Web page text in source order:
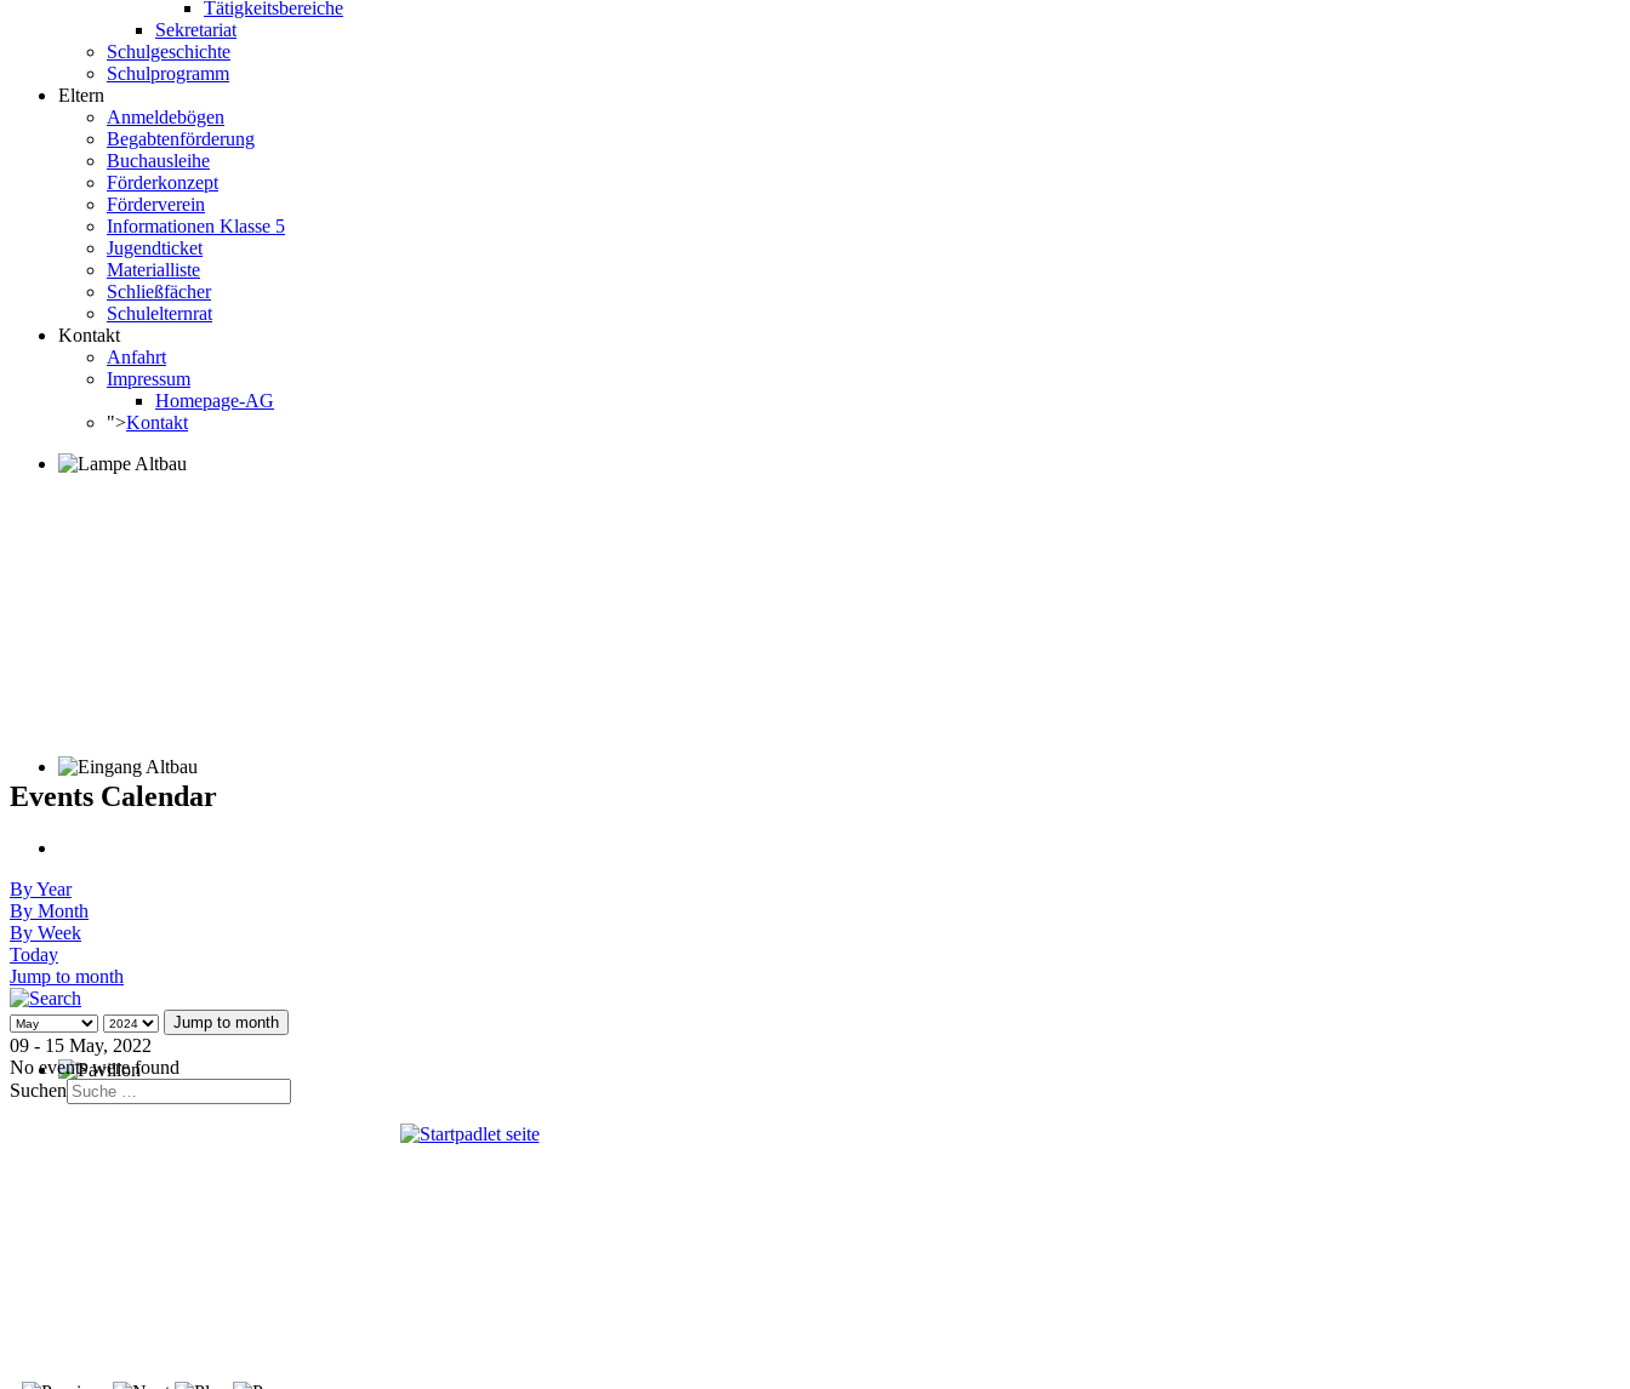
Tätigkeitsbereiche
Sekretariat
Schulgeschichte
Schulprogramm
Eltern
Anmeldebögen
Begabtenförderung
Buchausleihe
Förderkonzept
Förderverein
Informationen Klasse 5
Jugendticket
Materialliste
Schließfächer
Schulelternrat
Kontakt
Anfahrt
Impressum
Homepage-AG
">Kontakt
Events Calendar
By Year
By Month
By Week
Today
Jump to month
Jump to month
09 - 15 May, 2022
No events were found
Suchen